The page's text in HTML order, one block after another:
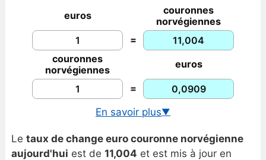
euros
couronnes
norvégiennes
=
couronnes
norvégiennes
euros
=
En savoir plus▼
Taux de change USD/NOK
Graphique euro/couronne norvégienne
Le taux de change euro couronne norvégienne
aujourd'hui est de 11,004 et est mis à jour en